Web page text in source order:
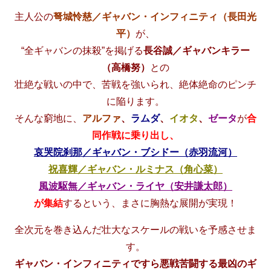
主人公の弩城怜慈／ギャバン・インフィニティ（長田光
平） が、
“全ギャバンの抹殺”を掲げる長谷誠／ギャバンキラー
（高橋努）
との
壮絶な戦いの中で、苦戦を強いられ、絶体絶命のピンチ
に陥ります。
そんな窮地に、 アルファ、 ラムダ、 イオタ、 ゼータが合
同作戦に乗り出し、
哀哭院刹那／ギャバン・ブシドー（赤羽流河）
祝喜輝／ギャバン・ルミナス（角心菜）
風波駆無／ギャバン・ライヤ（安井謙太郎）
が集結するという、まさに胸熱な展開が実現！
全次元を巻き込んだ壮大なスケールの戦いを予感させま
す。
ギャバン・インフィニティですら悪戦苦闘する最凶のギ